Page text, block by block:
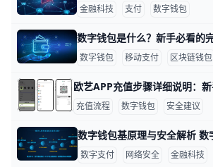
金融科技 支付 数字钱包
数字钱包 移动支付 区块链钱包
充值流程 数字钱包 安全建议
数字支付 网络安全 金融科技